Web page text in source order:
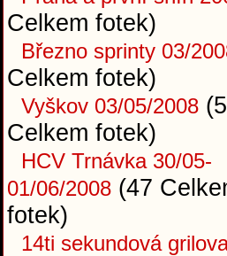
Celkem fotek)
Březno sprinty 03/
Celkem fotek)
Vyškov 03/05/2008
Celkem fotek)
HCV Trnávka 30/05-
01/06/2008 (47
fotek)
14ti sekundová